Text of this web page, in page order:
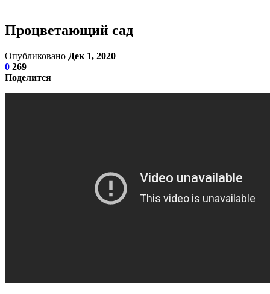
Процветающий сад
Опубликовано Дек 1, 2020
0 269
Поделится